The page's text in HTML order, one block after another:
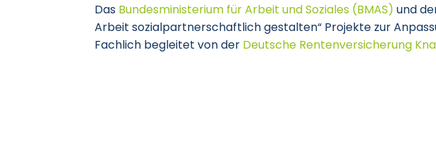
Das Bundesministerium für Arbeit und Soziales (BMAS) und
Arbeit sozialpartnerschaftlich gestalten“ Projekte zur
Fachlich begleitet von der Deutsche Rentenversicherung